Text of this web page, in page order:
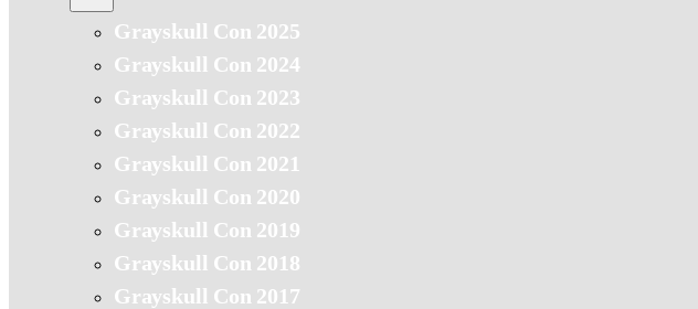
Grayskull Con 2025
Grayskull Con 2024
Grayskull Con 2023
Grayskull Con 2022
Grayskull Con 2021
Grayskull Con 2020
Grayskull Con 2019
Grayskull Con 2018
Grayskull Con 2017